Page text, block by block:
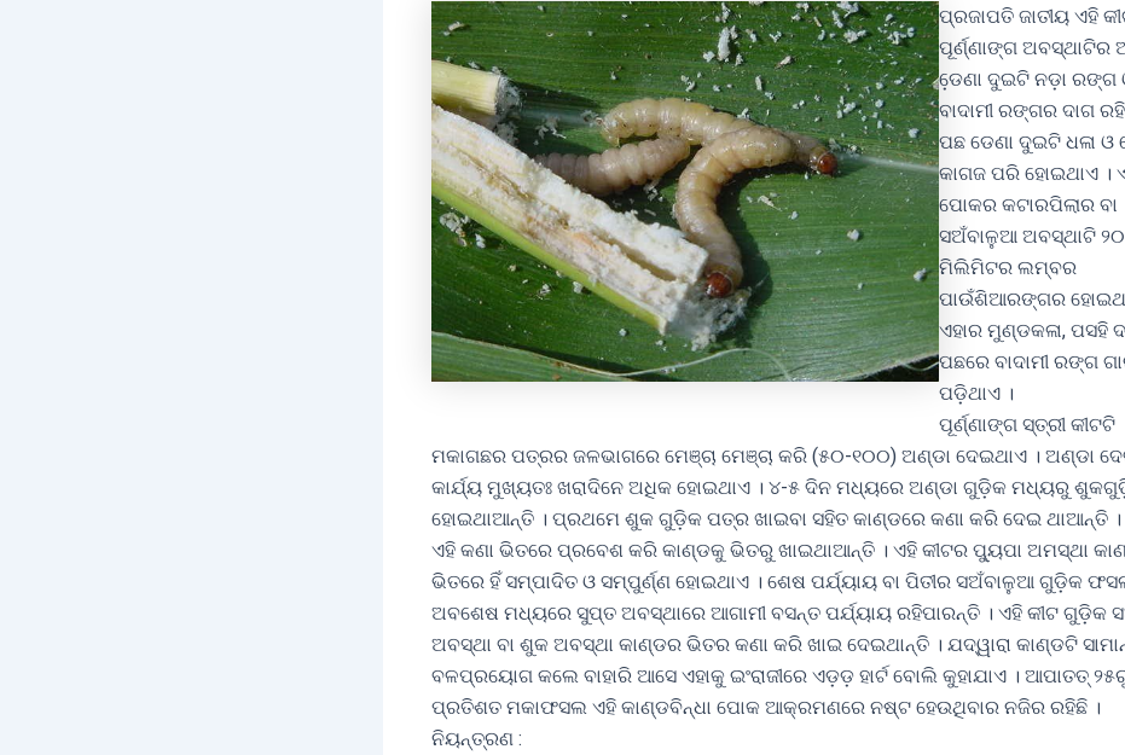
ପ୍ରଜାପତି ଜାତୀୟ ଏହି
ପୂର୍ଣ୍ଣାଙ୍ଗ ଅବସ୍ଥାଟିର
ଡେ଼ଣା ଦୁଇଟି ନଡ଼ା ରଙ୍ଗ
ବାଦାମୀ ରଙ୍ଗର ଦାଗ
ପଛ ଡେଣା ଦୁଇଟି ଧଳା ଓ
କାଗଜ ପରି ହୋଇଥାଏ ।
ପୋକର କଟାରପିଲାର ବା
ସଅଁବାଳୁଆ ଅବସ୍ଥାଟି
ମିଲିମିଟର ଲମ୍ବର
ପାଉଁଶିଆରଙ୍ଗର
ଏହାର ମୁଣ୍ଡକଳା, ପସହି
ପଛରେ ବାଦାମୀ ରଙ୍ଗ
ପଡ଼ିଥାଏ ।
ପୂର୍ଣ୍ଣାଙ୍ଗ ସ୍ତ୍ରୀ କୀଟଟି
ମକାଗଛର ପତ୍ରର ଜଳଭାଗରେ ମେଞ୍ଚା ମେଞ୍ଚା କରି (୫୦-୧୦୦) ଅଣ୍ଡା ଦେଇଥାଏ । ଅଣ୍ଡା
କାର୍ଯ୍ୟ ମୁଖ୍ୟତଃ ଖରାଦିନେ ଅଧିକ ହୋଇଥାଏ । ୪-୫ ଦିନ ମଧ୍ୟରେ ଅଣ୍ଡା ଗୁଡ଼ିକ ମଧ୍ୟରୁ
ହୋଇଥାଆନ୍ତି । ପ୍ରଥମେ ଶୁକ ଗୁଡ଼ିକ ପତ୍ର ଖାଇବା ସହିତ କାଣ୍ଡରେ କଣା କରି ଦେଇ ଥାଆନ୍ତି
ଏହି କଣା ଭିତରେ ପ୍ରବେଶ କରି କାଣ୍ଡକୁ ଭିତରୁ ଖାଇଥାଆନ୍ତି । ଏହି କୀଟର ପ୍ୟୁପା ଅମସ୍ଥା
ଭିତରେ ହିଁ ସମ୍ପାଦିତ ଓ ସମ୍ପୁର୍ଣ୍ଣ ହୋଇଥାଏ । ଶେଷ ପର୍ଯ୍ୟାୟ ବା ପିତୀର ସଅଁବାଳୁଆ ଗୁଡ଼ିକ
ଅବଶେଷ ମଧ୍ୟରେ ସୁପ୍ତ ଅବସ୍ଥାରେ ଆଗାମୀ ବସନ୍ତ ପର୍ଯ୍ୟାୟ ରହିପାରନ୍ତି । ଏହି କୀଟ ଗୁଡ଼ିକ
ଅବସ୍ଥା ବା ଶୁକ ଅବସ୍ଥା କାଣ୍ଡର ଭିତର କଣା କରି ଖାଇ ଦେଇଥାନ୍ତି । ଯଦ୍ୱାରା କାଣ୍ଡଟି
ବଳପ୍ରୟୋଗ କଲେ ବାହାରି ଆସେ ଏହାକୁ ଇଂରାଜୀରେ ଏଡ଼ଡ଼ ହାର୍ଟ ବୋଲି କୁହାଯାଏ । ଆପାତତ୍‌
ପ୍ରତିଶତ ମକାଫସଲ ଏହି କାଣ୍ଡବିନ୍ଧା ପୋକ ଆକ୍ରମଣରେ ନଷ୍ଟ ହେଉଥିବାର ନଜିର ରହିଛି ।
ନିୟନ୍ତ୍ରଣ :